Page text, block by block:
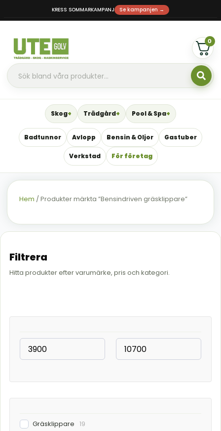
KRESS SOMMARKAMPANJ Se kampanjen →
0
Skog Trädgård Pool & Spa
Badtunnor Avlopp Bensin & Oljor Gastuber
Verkstad För företag
Hem / Produkter märkta ”Bensindriven gräsklippare”
Filtrera
Hitta produkter efter varumärke, pris och kategori.
Gräsklippare 19